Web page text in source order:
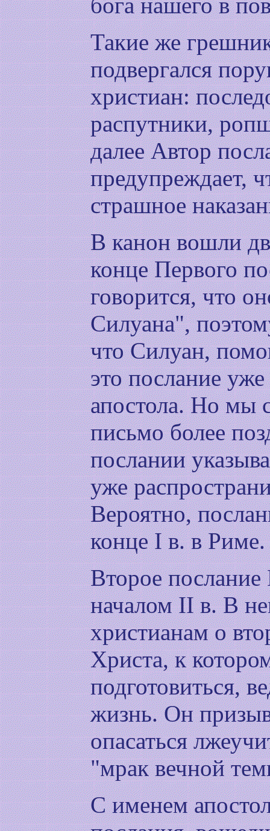
Такие же
подвергался
христиан:
распутники,
далее Автор
предупреждает,
страшное
В канон вошли
конце Первого
говорится, что
Силуана",
что Силуан,
это послание
апостола. Но мы
письмо более
послании
уже
Вероятно,
конце I в. в Риме.
Второе послание
началом II в. В
христианам о
Христа, к
подготовиться,
жизнь. Он
опасаться
"мрак вечной
С именем